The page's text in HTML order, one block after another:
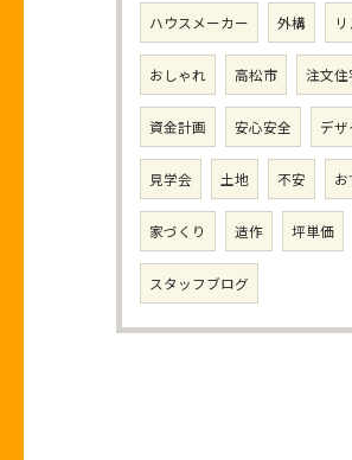
ハウスメーカー 外構
おしゃれ 高松市 注文住
資金計画 安心安全 デザ
見学会 土地 不安 お
家づくり 造作 坪単価
スタッフブログ